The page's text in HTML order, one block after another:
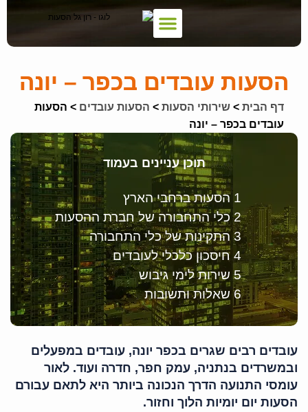
הסעות עובדים בכפר – יונה
דף הבית > שירותי הסעות > הסעות עובדים > הסעות
עובדים בכפר – יונה
תוכן עניינים בעמוד
1 הסעות ברחבי הארץ
2 כלי התחבורה של חברת ההסעות
3 התקינות של כלי התחבורה
4 חיסכון כלכלי לעובדים
5 שירות לימי גיבוש
6 שאלות ותשובות
עובדים רבים שגרים בכפר יונה, עובדים במפעלים
ובמשרדים בנתניה, עמק חפר, חדרה ועוד. לאור
עומסי התנועה הדרך הנכונה ביותר היא לתאם עבורם
הסעות יום יומיות הלוך וחזור.